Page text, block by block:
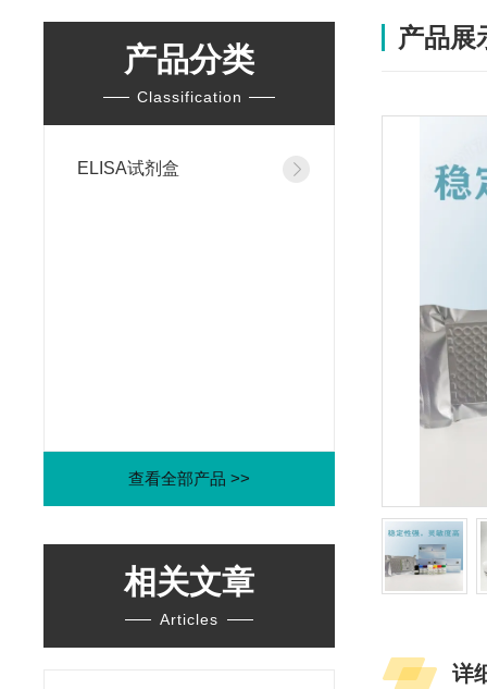
产品分类
Classification
ELISA试剂盒
查看全部产品 >>
相关文章
Articles
产品展
详